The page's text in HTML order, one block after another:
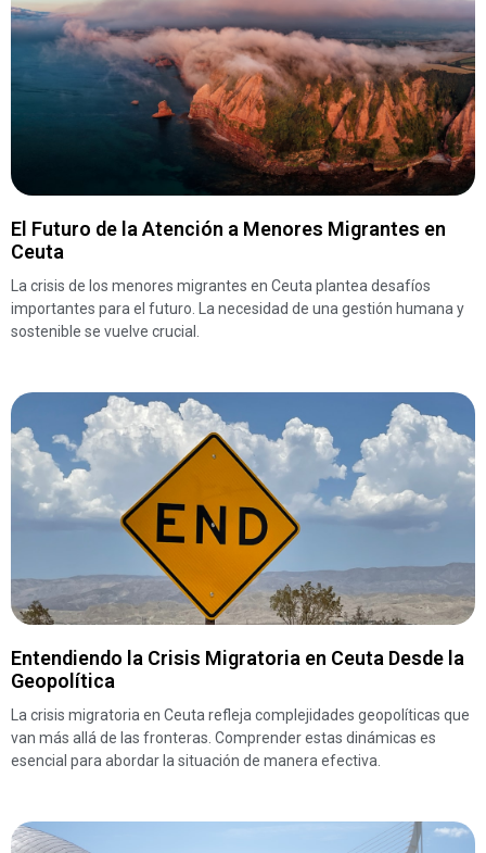
El Futuro de la Atención a Menores Migrantes en
Ceuta
La crisis de los menores migrantes en Ceuta plantea desafíos
importantes para el futuro. La necesidad de una gestión humana y
sostenible se vuelve crucial.
Entendiendo la Crisis Migratoria en Ceuta Desde la
Geopolítica
La crisis migratoria en Ceuta refleja complejidades geopolíticas que
van más allá de las fronteras. Comprender estas dinámicas es
esencial para abordar la situación de manera efectiva.